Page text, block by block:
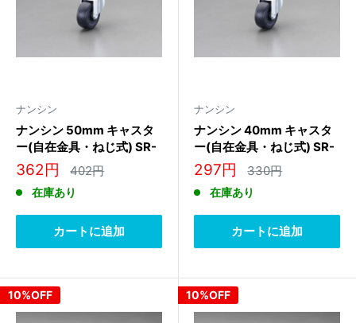
ナンシン
ナンシン 50mm キャスタ
ー(自在金具・ねじ式) SR-
50RM M12
販
価
格
362円 通
価
402円
在庫あり
カートに追加
ナンシン
ナンシン 40mm キャスタ
ー(自在金具・ねじ式) SR-
40RM M12
販
価
格
297円 通
価
330円
在庫あり
カートに追加
10%OFF 10%OFF